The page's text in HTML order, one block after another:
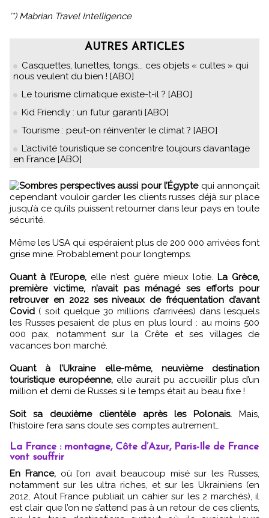
'*) Mabrian Travel Intelligence
AUTRES ARTICLES
Casquettes, lunettes, tongs... ces objets « cultes » qui
nous veulent du bien ! [ABO]
Le tourisme climatique existe-t-il ? [ABO]
Kid Friendly : un futur garanti [ABO]
Tourisme : peut-on réinventer le climat ? [ABO]
L’activité touristique se concentre toujours davantage
en France [ABO]
Sombres perspectives aussi pour l’Égypte qui annonçait
cependant vouloir garder les clients russes déjà sur place
jusqu’à ce qu’ils puissent retourner dans leur pays en toute
sécurité.
Même les USA qui espéraient plus de 200 000 arrivées font
grise mine. Probablement pour longtemps.
Quant à l’Europe, elle n’est guère mieux lotie. La Grèce,
première victime, n’avait pas ménagé ses efforts pour
retrouver en 2022 ses niveaux de fréquentation d’avant
Covid ( soit quelque 30 millions d’arrivées) dans lesquels
les Russes pesaient de plus en plus lourd : au moins 500
000 pax, notamment sur la Crête et ses villages de
vacances bon marché.
Quant à l’Ukraine elle-même, neuvième destination
touristique européenne, elle aurait pu accueillir plus d’un
million et demi de Russes si le temps était au beau fixe !
Soit sa deuxième clientèle après les Polonais. Mais,
l’histoire fera sans doute ses comptes autrement…
La France : montagne, Côte d’Azur, Paris-Ile de France
vont souffrir
En France,où l’on avait beaucoup misé sur les Russes,
notamment sur les ultra riches, et sur les Ukrainiens (en
2012, Atout France publiait un cahier sur les 2 marchés), il
est clair que l’on ne s’attend pas à un retour de ces clients,